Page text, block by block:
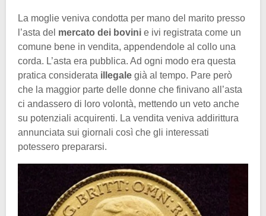
La moglie veniva condotta per mano del marito presso
l’asta del mercato dei bovini e ivi registrata come un
comune bene in vendita, appendendole al collo una
corda. L’asta era pubblica. Ad ogni modo era questa
pratica considerata illegale già al tempo. Pare però
che la maggior parte delle donne che finivano all’asta
ci andassero di loro volontà, mettendo un veto anche
su potenziali acquirenti. La vendita veniva addirittura
annunciata sui giornali così che gli interessati
potessero prepararsi.